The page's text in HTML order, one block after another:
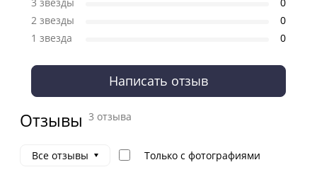
2 звезды
0
1 звезда
0
Написать отзыв
Отзывы 3 отзыва
Все отзывы Только с фотографиями